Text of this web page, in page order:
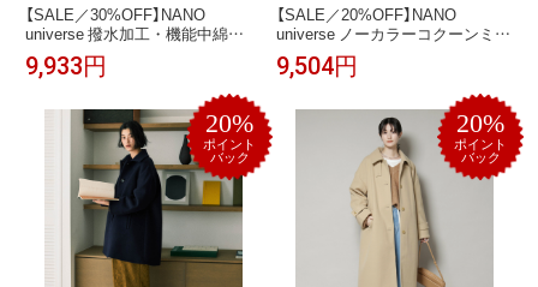
【SALE／30%OFF】NANO
universe 撥水加工・機能中綿
2wayベスト&スタンドジップブル
ゾン ナノユニバース ジャケッ
ト・アウター その他のジャケッ
ト・アウター ブラウン ブラック
ベージュ【送料無料】
9,933円
【SALE／20%OFF】NANO
universe ノーカラーコクーンミド
ルコート ナノユニバース ジャケ
ット・アウター その他のジャケ
ット・アウター ホワイト ブラッ
ク グレー【送料無料】
9,504円
20%
ポイント
バック
20%
ポイント
バック